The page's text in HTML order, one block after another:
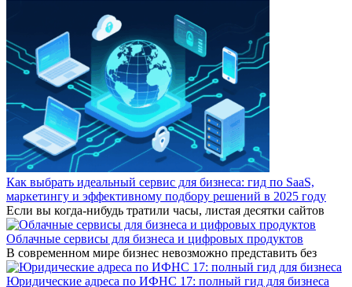
Как выбрать идеальный сервис для бизнеса: гид по SaaS,
маркетингу и эффективному подбору решений в 2025 году
Если вы когда-нибудь тратили часы, листая десятки сайтов
Облачные сервисы для бизнеса и цифровых продуктов
В современном мире бизнес невозможно представить без
Юридические адреса по ИФНС 17: полный гид для бизнеса